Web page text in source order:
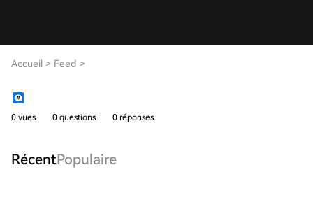
Accueil > Feed >
0 vues 0 questions 0 réponses
RécentPopulaire